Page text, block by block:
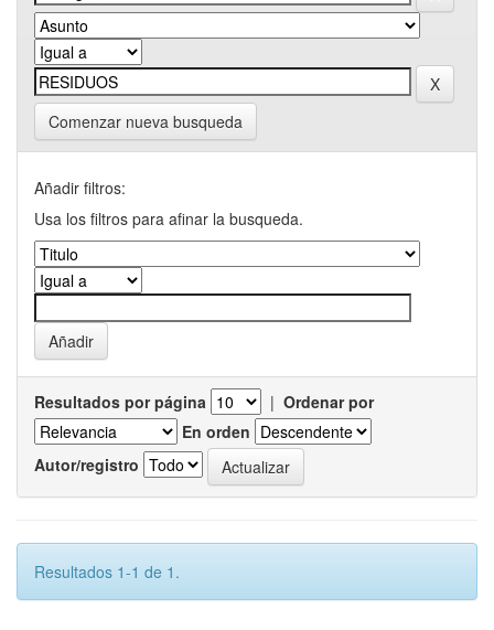
Comenzar nueva busqueda
Añadir filtros:
Usa los filtros para afinar la busqueda.
Resultados por página | Ordenar por
En orden
Autor/registro
Resultados 1-1 de 1.